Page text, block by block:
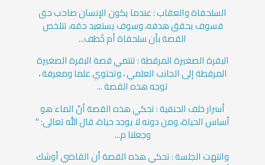
السلحفاة والعقاب : عندما يكون الإنسان صاحب حق
فسوف يحقق هدفه، وسوف يستعيد حقه، تتلخص
القصة بأن سلحفاة أم خُطف...
البقرة الصغيرة المرقطة : تنتمي قصة البقرة الصغيرة
المرقطة إلى الجانب العلمي ، وتحتوي علما ومعرفة ،
توجه هذه القصة ...
أسرار خلف الحنفية : تحكي هذه القصة أنّ الماء هو
أساس الحياة، ومن دونه لا يوجد حياة، قال الله تعالى: "
وجعلنا م...
وانتهت الجلسة : تحكي هذه القصة أن القاضي أوشك